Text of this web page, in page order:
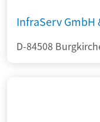
InfraServ GmbH
D-84508